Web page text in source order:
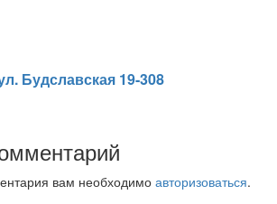
Будславская 19-308
вам необходимо авторизоваться.